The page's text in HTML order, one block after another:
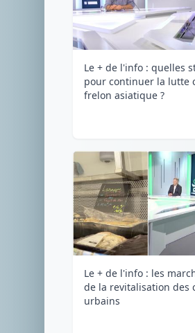
Le + de l'info : quelles
pour continuer la lutte
frelon asiatique ?
Le + de l'info : les
de la revitalisation des
urbains